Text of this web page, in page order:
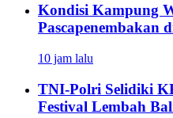
Kondisi Kampung
Pascapenembakan
10 jam lalu
TNI-Polri Selidiki
Festival Lembah